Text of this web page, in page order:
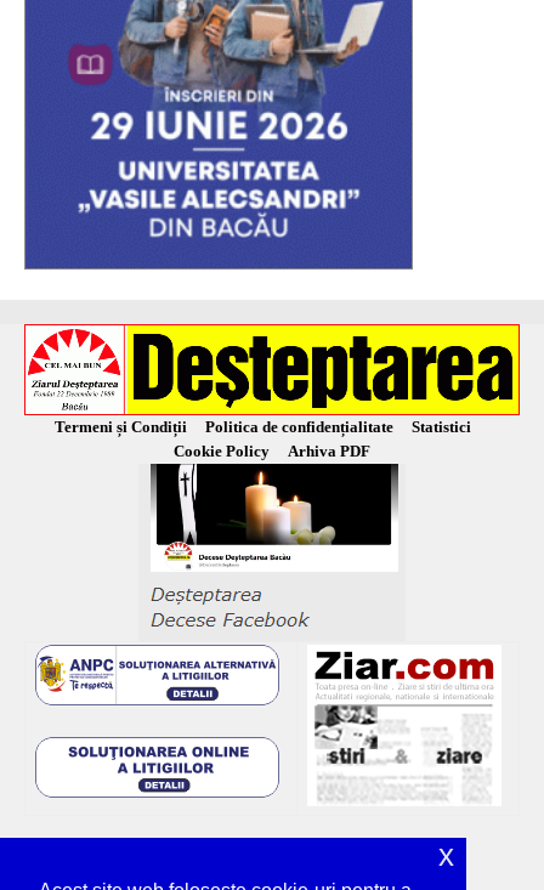
Termeni și Condiții Politica de confidențialitate
Statistici
Cookie Policy
Arhiva PDF
x